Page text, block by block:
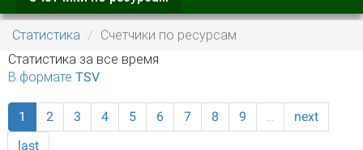
вкладка)
Статистика
Счетчики по ресурсам
Статистика за все время
В формате TSV
1 2 3 4 5 6 7 8 9 …
next
last